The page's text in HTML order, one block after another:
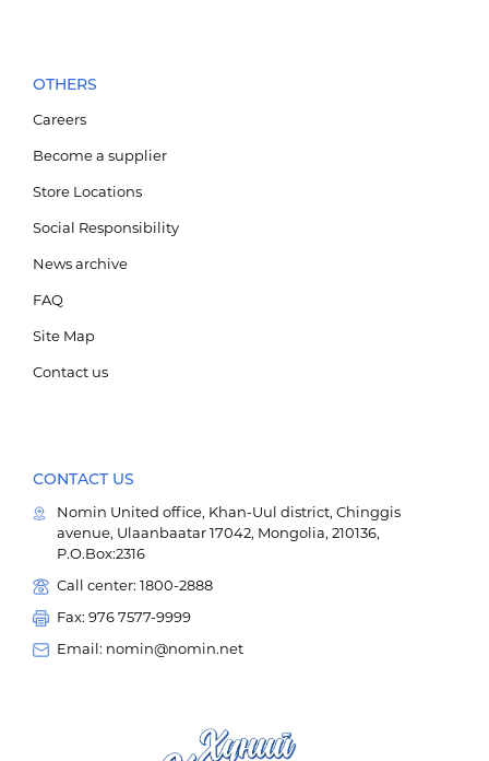
Агаарын тээвэр, автомотив, логистик
OTHERS
Careers
Become a supplier
Store Locations
Social Responsibility
News archive
FAQ
Site Map
Contact us
CONTACT US
Nomin United office, Khan-Uul district, Chinggis
avenue, Ulaanbaatar 17042, Mongolia, 210136,
P.O.Box:2316
Call center: 1800-2888
Fax: 976 7577-9999
Email: nomin@nomin.net